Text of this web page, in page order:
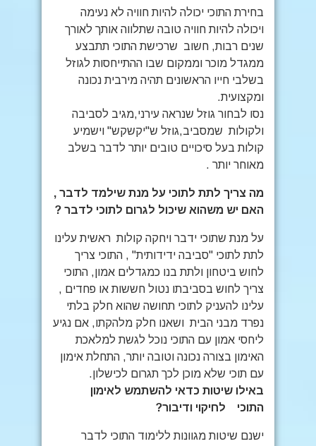
בחירת התוכי יכולה להיות חוויה לא נעימה
ויכולה להיות חוויה טובה שתלווה אותך לאורך
שנים רבות, חשוב שרכישת התוכי תתבצע
ממגדל מוכר וממקום שבו ההתייחסות לגוזל
בשלבי חייו הראשונים תהיה מירבית נכונה
ומקצועית.
נסו לבחור גוזל שנראה עירני,מגיב לסביבה
ולקולות שמסביב,גוזל ש"יקשקש" וישמיע
קולות בעל סיכויים טובים יותר לדבר בשלב
מאוחר יותר .
מה צריך לתת לתוכי על מנת שילמד לדבר ,
האם יש משהוא שיכול לגרום לתוכי לדבר ?
על מנת שתוכי ידבר ויחקה קולות ראשית עלינו
לתת לתוכי "סביבה ידידותית" , התוכי צריך
לחוש ביטחון ולתת בנו כמגדלים אמון, התוכי
צריך לחוש בסביבתו נטול חששות או פחדים ,
עלינו להעניק לתוכי תחושה שהוא חלק בלתי
נפרד מבני הבית ושאנו חלק מלהקתו, אם נגיע
ליחסי אמון עם התוכי נוכל לגשת למלאכת
האימון בצורה נכונה וטובה יותר, התחלת אימון
עם תוכי שלא מוכן לכך תגרום לכישלון.
באילו שיטות כדאי להשתמש לאימון
התוכי
לחיקוי ודיבור?
ישנם שיטות מגוונות ללימוד התוכי לדבר